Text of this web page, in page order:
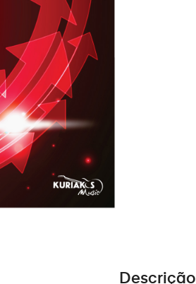
Descrição